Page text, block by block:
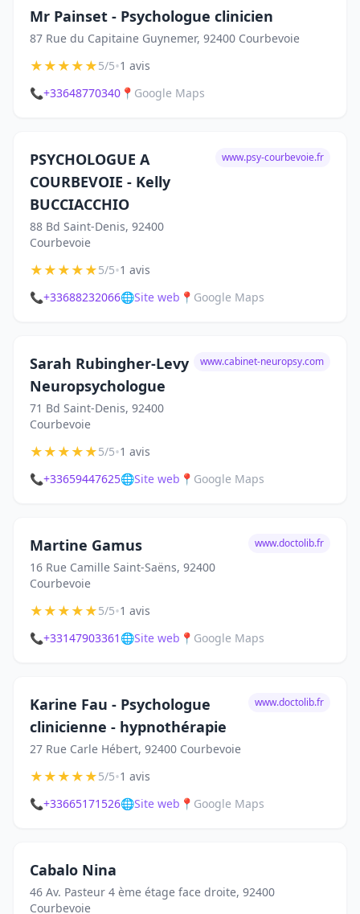
Mr Painset - Psychologue clinicien
87 Rue du Capitaine Guynemer, 92400 Courbevoie
★★★★★5/5•1 avis
📞+33648770340 📍 Google Maps
PSYCHOLOGUE A
COURBEVOIE - Kelly
BUCCIACCHIO
88 Bd Saint-Denis, 92400
Courbevoie
www.psy-courbevoie.fr
★★★★★5/5•1 avis
📞+33688232066🌐Site web 📍 Google Maps
Sarah Rubingher-Levy
Neuropsychologue
71 Bd Saint-Denis, 92400
Courbevoie
www.cabinet-neuropsy.com
★★★★★5/5•1 avis
📞+33659447625🌐Site web 📍 Google Maps
Martine Gamus
16 Rue Camille Saint-Saëns, 92400
Courbevoie
www.doctolib.fr
★★★★★5/5•1 avis
📞+33147903361 🌐Site web 📍 Google Maps
Karine Fau - Psychologue
clinicienne - hypnothérapie
27 Rue Carle Hébert, 92400 Courbevoie
www.doctolib.fr
★★★★★5/5•1 avis
📞+33665171526🌐Site web 📍 Google Maps
Cabalo Nina
46 Av. Pasteur 4 ème étage face droite, 92400
Courbevoie